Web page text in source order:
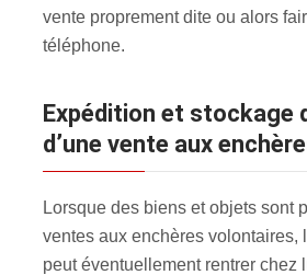
vente proprement dite ou alors
téléphone.
Expédition et stockage des lots lors
d’une vente aux
Lorsque des biens et objets sont
ventes aux enchères volontaires,
peut éventuellement rentrer chez